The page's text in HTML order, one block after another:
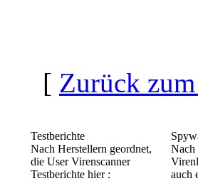
[ Zurück
Testberichte
Nach Herstellern geordnet,
die User Virenscanner
Testberichte hier :
Nach
auch